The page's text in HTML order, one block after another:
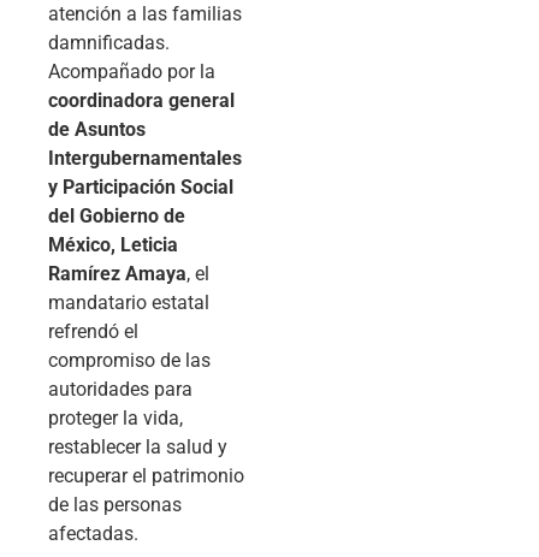
atención a las familias
damnificadas.
Acompañado por la
coordinadora general
de Asuntos
Intergubernamentales
y Participación Social
del Gobierno de
México, Leticia
Ramírez Amaya, el
mandatario estatal
refrendó el
compromiso de las
autoridades para
proteger la vida,
restablecer la salud y
recuperar el patrimonio
de las personas
afectadas.